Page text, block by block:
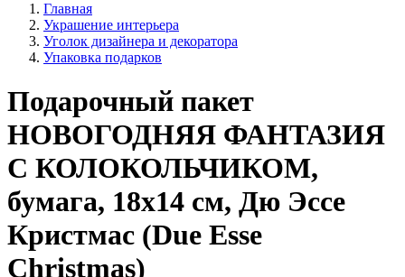
Главная
Украшение интерьера
Уголок дизайнера и декоратора
Упаковка подарков
Подарочный пакет
НОВОГОДНЯЯ ФАНТАЗИЯ
С КОЛОКОЛЬЧИКОМ,
бумага, 18х14 см, Дю Эссе
Кристмас (Due Esse
Christmas)